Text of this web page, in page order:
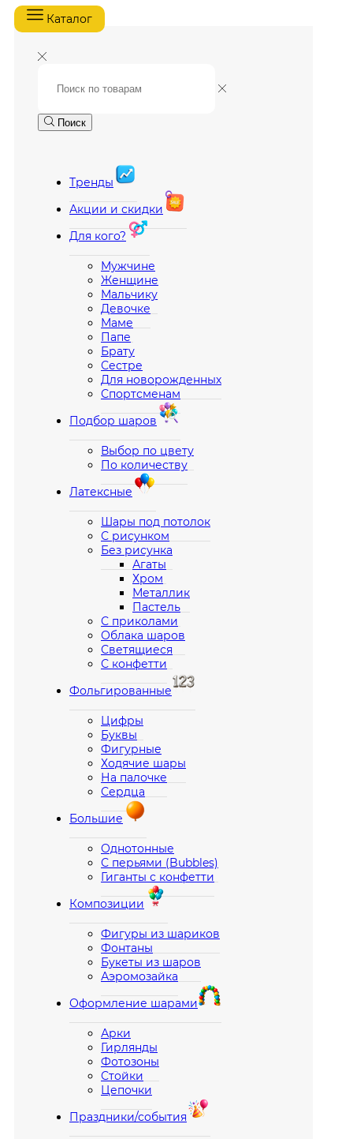
Каталог
Поиск
Тренды
Акции и скидки
Для кого?
Мужчине
Женщине
Мальчику
Девочке
Маме
Папе
Брату
Сестре
Для новорожденных
Спортсменам
Подбор шаров
Выбор по цвету
По количеству
Латексные
Шары под потолок
С рисунком
Без рисунка
Агаты
Хром
Металлик
Пастель
С приколами
Облака шаров
Светящиеся
С конфетти
Фольгированные
Цифры
Буквы
Фигурные
Ходячие шары
На палочке
Сердца
Большие
Однотонные
С перьями (Bubbles)
Гиганты с конфетти
Композиции
Фигуры из шариков
Фонтаны
Букеты из шаров
Аэромозайка
Оформление шарами
Арки
Гирлянды
Фотозоны
Стойки
Цепочки
Праздники/события